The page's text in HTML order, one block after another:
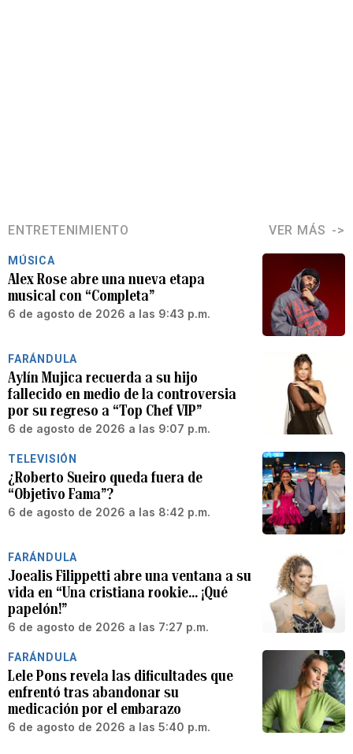
ENTRETENIMIENTO VER MÁS
MÚSICA
Alex Rose abre una nueva etapa
musical con “Completa”
6 de agosto de 2026 a las 9:43 p.m.
FARÁNDULA
Aylín Mujica recuerda a su hijo
fallecido en medio de la controversia
por su regreso a “Top Chef VIP”
6 de agosto de 2026 a las 9:07 p.m.
TELEVISIÓN
¿Roberto Sueiro queda fuera de
“Objetivo Fama”?
6 de agosto de 2026 a las 8:42 p.m.
FARÁNDULA
Joealis Filippetti abre una ventana a su
vida en “Una cristiana rookie… ¡Qué
papelón!”
6 de agosto de 2026 a las 7:27 p.m.
FARÁNDULA
Lele Pons revela las dificultades que
enfrentó tras abandonar su
medicación por el embarazo
6 de agosto de 2026 a las 5:40 p.m.